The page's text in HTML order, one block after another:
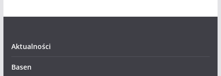
Aktualności
Basen